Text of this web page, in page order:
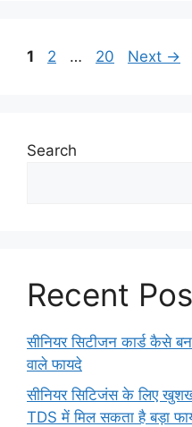
Page
1 Page
2 … Page
20 Next →
Search
Recent
सीनियर सिटीजन कार्ड कैसे
वाले फायदे
सीनियर सिटिजंस के लिए
TDS में मिल सकता है बड़ा